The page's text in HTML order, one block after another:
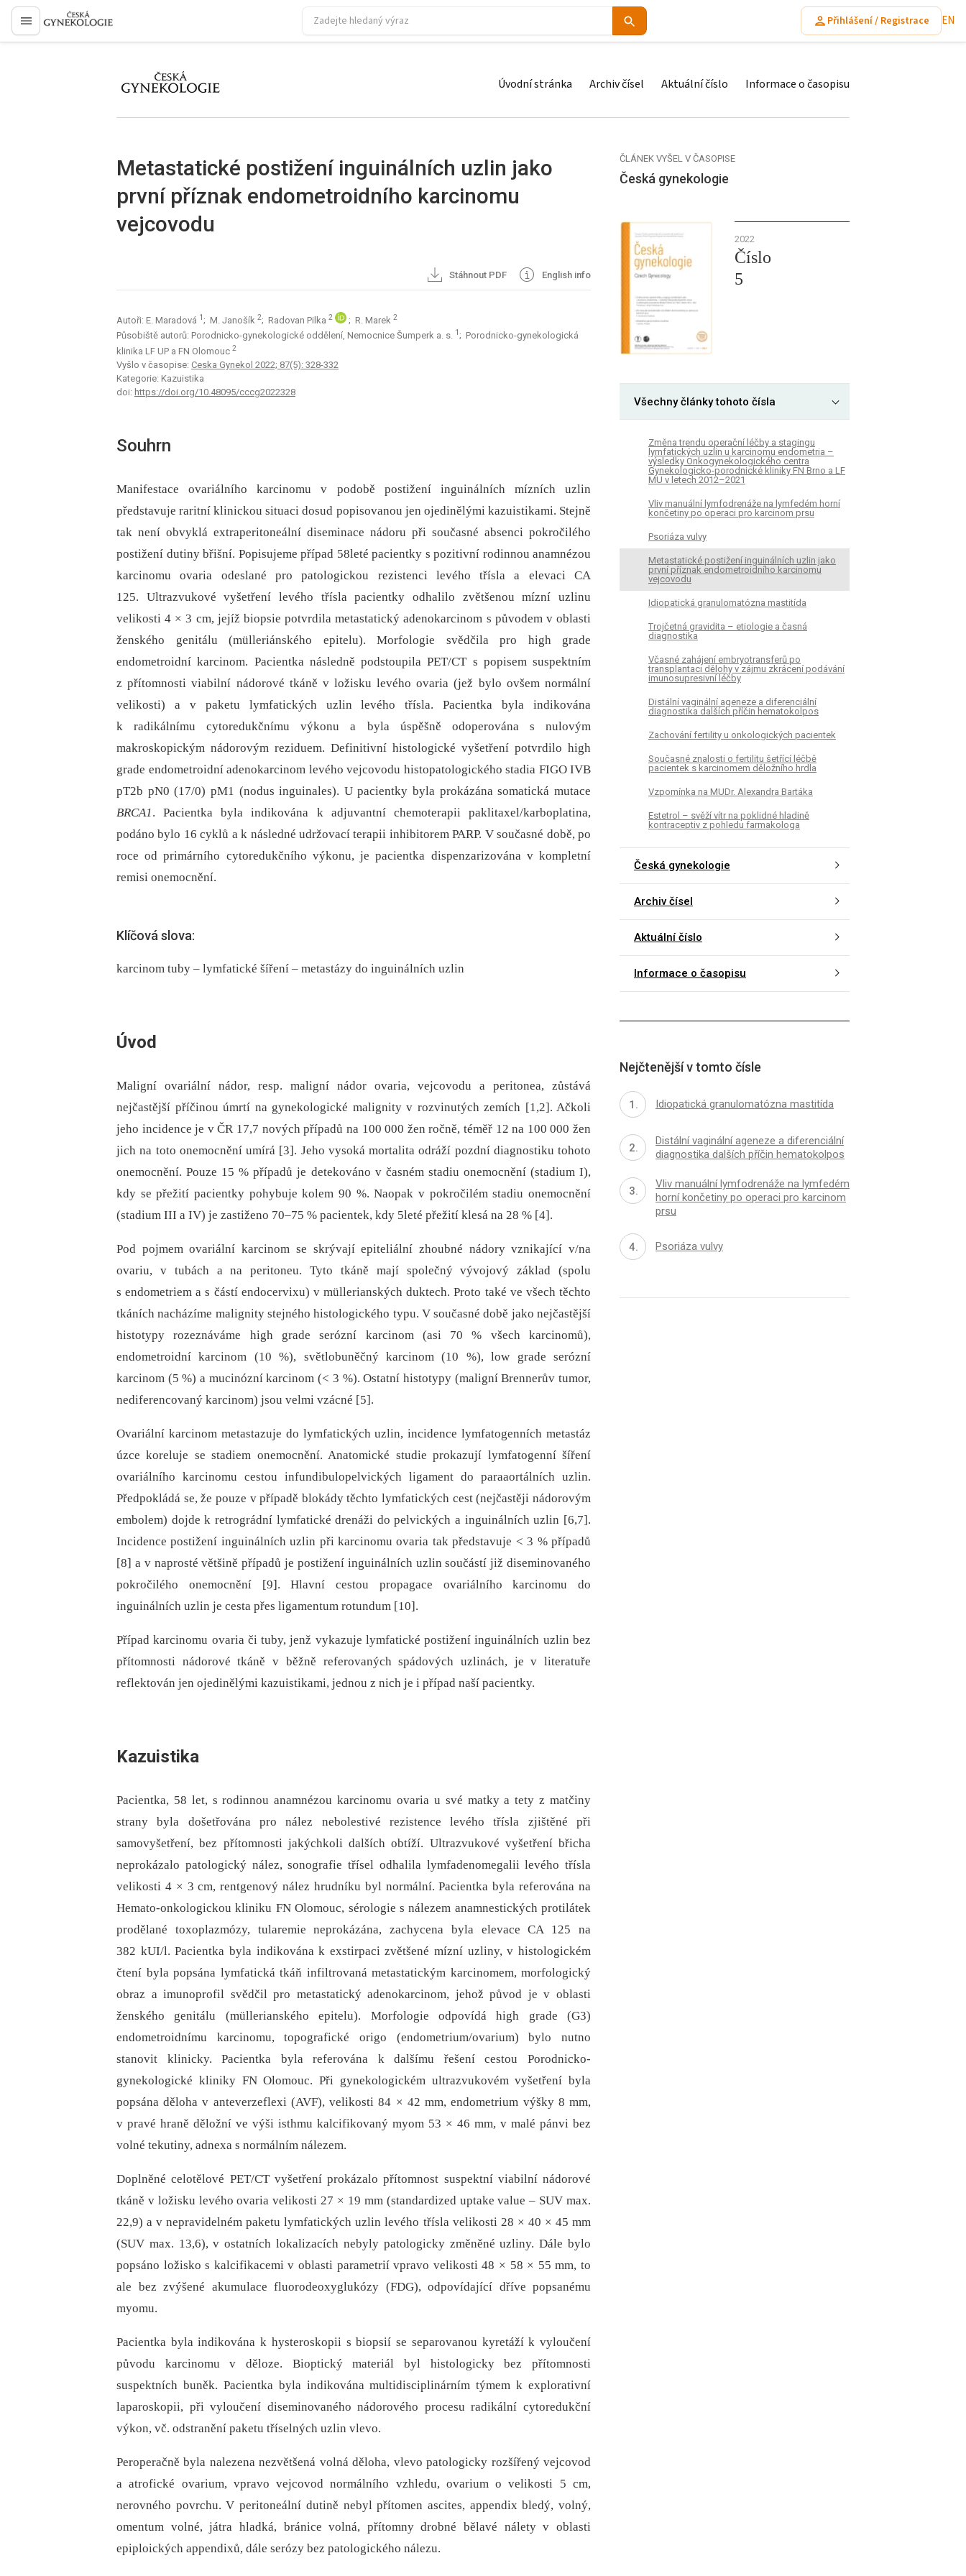
proLékaře.cz
Přihlášení / Registrace EN
proLékaře.cz Úvodní stránka Archiv čísel Aktuální číslo Informace o časopisu
Metastatické postižení inguinálních uzlin jako
první příznak endometroidního karcinomu
vejcovodu
Stáhnout PDF English info
Autoři: E. Maradová 1 ; M. Janošík 2; Radovan Pilka 2 ; R. Marek 2
Působiště autorů: Porodnicko-gynekologické oddělení, Nemocnice Šumperk a. s. 1 ; Porodnicko-gynekologická
klinika LF UP a FN Olomouc 2
Vyšlo v časopise: Ceska Gynekol 2022; 87(5): 328-332
Kategorie: Kazuistika
doi: https://doi.org/10.48095/cccg2022328
Souhrn
Manifestace ovariálního karcinomu v podobě postižení inguinálních mízních uzlin
představuje raritní klinickou situaci dosud popisovanou jen ojedinělými kazuistikami. Stejně
tak není obvyklá extraperitoneální diseminace nádoru při současné absenci pokročilého
postižení dutiny břišní. Popisujeme případ 58leté pacientky s pozitivní rodinnou anamnézou
karcinomu ovaria odeslané pro patologickou rezistenci levého třísla a elevaci CA
125. Ultrazvukové vyšetření levého třísla pacientky odhalilo zvětšenou mízní uzlinu
velikosti 4 × 3 cm, jejíž bio­psie potvrdila metastatický adenokarcinom s původem v oblasti
ženského genitálu (mülleriánského epitelu). Morfologie svědčila pro high grade
endometroidní karcinom. Pacientka následně podstoupila PET/CT s popisem suspektním
z přítomnosti viabilní nádorové tkáně v ložisku levého ovaria (jež bylo ovšem normální
velikosti) a v paketu lymfatických uzlin levého třísla. Pacientka byla indikována
k radikálnímu cytoredukčnímu výkonu a byla úspěšně odoperována s nulovým
makroskopickým nádorovým reziduem. Definitivní histologické vyšetření potvrdilo high
grade endometroidní adenokarcinom levého vejcovodu histopatologického stadia FIGO IVB
pT2b pN0 (17/0) pM1 (nodus inguinales). U pacientky byla prokázána somatická mutace
BRCA1. Pacientka byla indikována k adjuvantní chemoterapii paklitaxel/karboplatina,
podáno bylo 16 cyklů a k následné udržovací terapii inhibitorem PARP. V současné době, po
roce od primárního cytoredukčního výkonu, je pacientka dispenzarizována v kompletní
remisi onemocnění.
Klíčová slova:
karcinom tuby – lymfatické šíření – metastázy do inguinálních uzlin
Úvod
Maligní ovariální nádor, resp. maligní nádor ovaria, vejcovodu a peritonea, zůstává
nejčastější příčinou úmrtí na gynekologické malignity v rozvinutých zemích [1,2]. Ačkoli
jeho incidence je v ČR 17,7 nových případů na 100 000 žen ročně, téměř 12 na 100 000 žen
jich na toto onemocnění umírá [3]. Jeho vysoká mortalita odráží pozdní dia­gnostiku tohoto
onemocnění. Pouze 15 % případů je detekováno v časném stadiu onemocnění (stadium I),
kdy se přežití pacientky pohybuje kolem 90 %. Naopak v pokročilém stadiu onemocnění
(stadium III a IV) je zastiženo 70–75 % pacientek, kdy 5leté přežití klesá na 28 % [4].
Pod pojmem ovariální karcinom se skrývají epiteliální zhoubné nádory vznikající v/na
ovariu, v tubách a na peritoneu. Tyto tkáně mají společný vývojový základ (spolu
s endometriem a s částí endocervixu) v müllerianských duktech. Proto také ve všech těchto
tkáních nacházíme malignity stejného histologického typu. V současné době jako nejčastější
histotypy rozeznáváme high grade serózní karcinom (asi 70 % všech karcinomů),
endometroidní karcinom (10 %), světlobuněčný karcinom (10 %), low grade serózní
karcinom (5 %) a mucinózní karcinom (< 3 %). Ostatní histotypy (maligní Brennerův tumor,
nediferencovaný karcinom) jsou velmi vzácné [5].
Ovariální karcinom metastazuje do lymfatických uzlin, incidence lymfatogenních metastáz
úzce koreluje se stadiem onemocnění. Anatomické studie prokazují lymfatogenní šíření
ovariálního karcinomu cestou infundibulopelvických ligament do paraaortálních uzlin.
Předpokládá se, že pouze v případě blokády těchto lymfatických cest (nejčastěji nádorovým
embolem) dojde k retrográdní lymfatické drenáži do pelvických a inguinálních uzlin [6,7].
Incidence postižení inguinálních uzlin při karcinomu ovaria tak představuje < 3 % případů
[8] a v naprosté většině případů je postižení inguinálních uzlin součástí již diseminovaného
pokročilého onemocnění [9]. Hlavní cestou propagace ovariálního karcinomu do
inguinálních uzlin je cesta přes ligamentum rotundum [10].
Případ karcinomu ovaria či tuby, jenž vykazuje lymfatické postižení inguinálních uzlin bez
přítomnosti nádorové tkáně v běžně referovaných spádových uzlinách, je v literatuře
reflektován jen ojedinělými kazuistikami, jednou z nich je i případ naší pacientky.
Kazuistika
Pacientka, 58 let, s rodinnou anamnézou karcinomu ovaria u své matky a tety z matčiny
strany byla došetřována pro nález nebolestivé rezistence levého třísla zjištěné při
samovyšetření, bez přítomnosti jakýchkoli dalších obtíží. Ultrazvukové vyšetření břicha
neprokázalo patologický nález, sonografie třísel odhalila lymfadenomegalii levého třísla
velikosti 4 × 3 cm, rentgenový nález hrudníku byl normální. Pacientka byla referována na
Hemato-onkologickou kliniku FN Olomouc, sérologie s nálezem anamnestických protilátek
prodělané toxoplazmózy, tularemie neprokázána, zachycena byla elevace CA 125 na
382 kUI/l. Pacientka byla indikována k exstirpaci zvětšené mízní uzliny, v histologickém
čtení byla popsána lymfatická tkáň infiltrovaná metastatickým karcinomem, morfologický
obraz a imunoprofil svědčil pro metastatický adenokarcinom, jehož původ je v oblasti
ženského genitálu (müllerianského epitelu). Morfologie odpovídá high grade (G3)
endometroidnímu karcinomu, topografické origo (endometrium/ovarium) bylo nutno
stanovit klinicky. Pacientka byla referována k dalšímu řešení cestou Porodnicko-
gynekologické kliniky FN Olomouc. Při gynekologickém ultrazvukovém vyšetření byla
popsána děloha v anteverzeflexi (AVF), velikosti 84 × 42 mm, endometrium výšky 8 mm,
v pravé hraně děložní ve výši isthmu kalcifikovaný myom 53 × 46 mm, v malé pánvi bez
volné tekutiny, adnexa s normálním nálezem.
Doplněné celotělové PET/CT vyšetření prokázalo přítomnost suspektní viabilní nádorové
tkáně v ložisku levého ovaria velikosti 27 × 19 mm (standardized uptake value –⁠ SUV max.
22,9) a v nepravidelném paketu lymfatických uzlin levého třísla velikosti 28 × 40 × 45 mm
(SUV max. 13,6), v ostatních lokalizacích nebyly patologicky změněné uzliny. Dále bylo
popsáno ložisko s kalcifikacemi v oblasti parametrií vpravo velikosti 48 × 58 × 55 mm, to
ale bez zvýšené akumulace fluorodeoxyglukózy (FDG), odpovídající dříve popsanému
myomu.
Pacientka byla indikována k hysteroskopii s bio­psií se separovanou kyretáží k vyloučení
původu karcinomu v děloze. Bioptický materiál byl histologicky bez přítomnosti
suspektních buněk. Pacientka byla indikována multidisciplinárním týmem k explorativní
laparoskopii, při vyloučení diseminovaného nádorového procesu radikální cytoredukční
výkon, vč. odstranění paketu tříselných uzlin vlevo.
Peroperačně byla nalezena nezvětšená volná děloha, vlevo patologicky rozšířený vejcovod
a atrofické ovarium, vpravo vejcovod normálního vzhledu, ovarium o velikosti 5 cm,
nerovného povrchu. V peritoneální dutině nebyl přítomen ascites, appendix bledý, volný,
omentum volné, játra hladká, bránice volná, přítomny drobné bělavé nálety v oblasti
epiploických appendixů, dále serózy bez patologického nálezu.
ČLÁNEK VYŠEL V ČASOPISE
Česká gynekologie
2022
Číslo
5
Všechny články tohoto čísla
Změna trendu operační léčby a stagingu
lymfatických uzlin u karcinomu endometria –
výsledky Onkogynekologického centra
Gynekologicko-porodnické kliniky FN Brno a LF
MU v letech 2012–2021
Vliv manuální lymfodrenáže na lymfedém horní
končetiny po operaci pro karcinom prsu
Psoriáza vulvy
Metastatické postižení inguinálních uzlin jako
první příznak endometroidního karcinomu
vejcovodu
Idiopatická granulomatózna mastitída
Trojčetná gravidita – etiologie a časná
diagnostika
Včasné zahájení embryotransferů po
transplantaci dělohy v zájmu zkrácení podávání
imunosupresivní léčby
Distální vaginální ageneze a diferenciální
diagnostika dalších příčin hematokolpos
Zachování fertility u onkologických pacientek
Současné znalosti o fertilitu šetřící léčbě
pacientek s karcinomem děložního hrdla
Vzpomínka na MUDr. Alexandra Bartáka
Estetrol – svěží vítr na poklidné hladině
kontraceptiv z pohledu farmakologa
Česká gynekologie
Archiv čísel
Aktuální číslo
Informace o časopisu
Nejčtenější v tomto čísle
Idiopatická granulomatózna mastitída
Distální vaginální ageneze a diferenciální
diagnostika dalších příčin hematokolpos
Vliv manuální lymfodrenáže na lymfedém
horní končetiny po operaci pro karcinom
prsu
Psoriáza vulvy